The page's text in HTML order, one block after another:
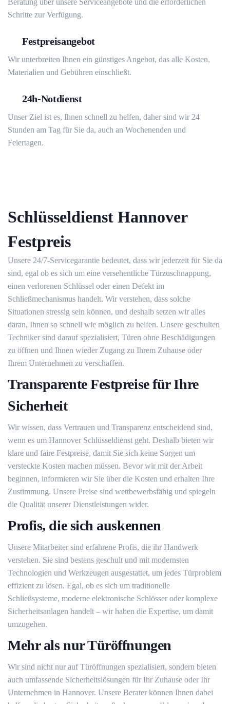
Beratung über unsere Serviceangebote und die erforderlichen
Schritte zur Verfügung.
Festpreisangebot
Wir unterbreiten Ihnen ein günstiges Angebot, das alle Kosten,
Materialien und Gebühren einschließt.
24h-Notdienst
Unser Ziel ist es, Ihnen schnell zu helfen, daher sind wir 24
Stunden am Tag für Sie da, auch an Wochenenden und
Feiertagen.
Schlüsseldienst Hannover
Festpreis
Unsere 24/7-Servicegarantie bedeutet, dass wir jederzeit für Sie da
sind, egal ob es sich um eine versehentliche Türzuschnappung,
einen verlorenen Schlüssel oder einen Defekt im
Schließmechanismus handelt. Wir verstehen, dass solche
Situationen stressig sein können, und deshalb setzen wir alles
daran, Ihnen so schnell wie möglich zu helfen. Unsere geschulten
Techniker sind darauf spezialisiert, Türen ohne Beschädigungen
zu öffnen und Ihnen wieder Zugang zu Ihrem Zuhause oder
Ihrem Unternehmen zu verschaffen.
Transparente Festpreise für Ihre
Sicherheit
Wir wissen, dass Vertrauen und Transparenz entscheidend sind,
wenn es um Hannover Schlüsseldienst geht. Deshalb bieten wir
klare und faire Festpreise, damit Sie sich keine Sorgen um
versteckte Kosten machen müssen. Bevor wir mit der Arbeit
beginnen, informieren wir Sie über die Kosten und erhalten Ihre
Zustimmung. Unsere Preise sind wettbewerbsfähig und spiegeln
die Qualität unserer Dienstleistungen wider.
Profis, die sich auskennen
Unsere Mitarbeiter sind erfahrene Profis, die ihr Handwerk
verstehen. Sie sind bestens geschult und mit modernsten
Technologien und Werkzeugen ausgestattet, um jedes Türproblem
effizient zu lösen. Egal, ob es sich um traditionelle
Schließsysteme, moderne elektronische Schlösser oder komplexe
Sicherheitsanlagen handelt – wir haben die Expertise, um damit
umzugehen.
Mehr als nur Türöffnungen
Wir sind nicht nur auf Türöffnungen spezialisiert, sondern bieten
auch umfassende Sicherheitslösungen für Ihr Zuhause oder Ihr
Unternehmen in Hannover. Unsere Berater können Ihnen dabei